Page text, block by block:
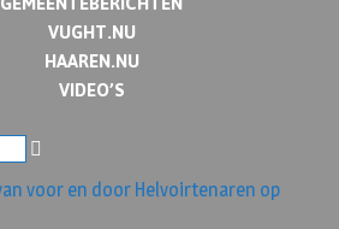
VUGHT.NU
HAAREN.NU
VIDEO’S